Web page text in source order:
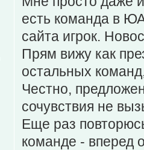
есть команда в
сайта игрок.
Прям вижу как
остальных
Честно,
сочувствия не
Еще раз
команде - вперед